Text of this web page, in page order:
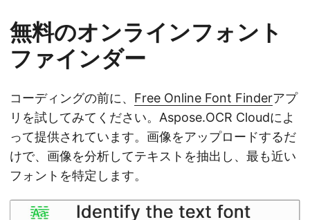
無料のオンラインフォント
ファインダー
コーディングの前に、 Free Online Font Finderアプ
リを試してみてください。Aspose.OCR Cloudによ
って提供されています。画像をアップロードするだ
けで、画像を分析してテキストを抽出し、最も近い
フォントを特定します。